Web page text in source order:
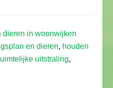
dieren in woonwijken
en dieren, houden
uitstraling,